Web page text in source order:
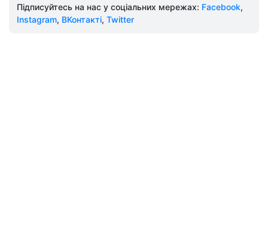
Підписуйтесь на нас у соціальних мережах: Facebook,
Instagram, ВКонтакті, Twitter